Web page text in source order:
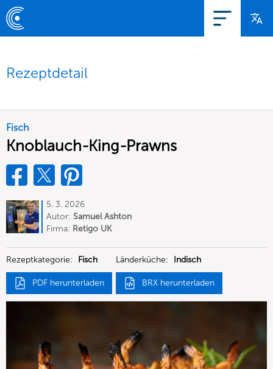
Rezeptdetail
Fisch
Knoblauch-King-Prawns
5. 3. 2026
Autor: Samuel Ashton
Firma: Retigo UK
Rezeptkategorie: Fisch Länderküche: Indisch
PDF herunterladen BRX herunterladen